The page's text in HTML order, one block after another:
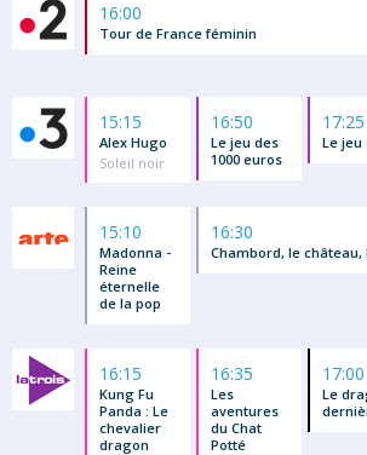
16:00
Tour de France féminin
15:15
Alex Hugo
Soleil noir
16:50
Le jeu des
1000 euros
17:25
Le jeu
15:10
Madonna -
Reine
éternelle
de la pop
16:30
Chambord, le
16:15
Kung Fu
Panda : Le
chevalier
dragon
16:35
Les
aventures
du Chat
Potté
17:00
Le